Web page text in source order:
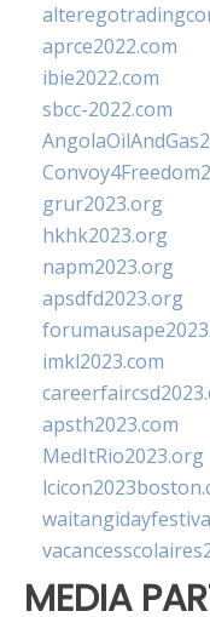
aprce2022.com
ibie2022.com
sbcc-2022.com
grur2023.org
hkhk2023.org
napm2023.org
apsdfd2023.org
imkl2023.com
apsth2023.com
MedItRio2023.org
MEDIA